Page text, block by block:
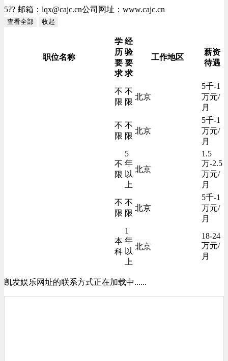
5?? 邮箱： lqx@cajc.cn公司网址：www.cajc.cn
查看全部 收起
职位名称
学
历
要
求
经
验
要
求
工作地区
薪资
待遇
不
限
不
限
北京
5千-1
万元/
月
不
限
不
限
北京
5千-1
万元/
月
不
限
5
年
以
上
北京
1.5
万-2.5
万元/
月
不
限
不
限
北京
5千-1
万元/
月
本
科
1
年
以
上
北京
18-24
万元/
月
凯发娱乐网址的联系方式正在加载中......